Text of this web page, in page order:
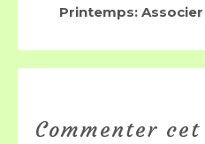
Printemps:
Commenter